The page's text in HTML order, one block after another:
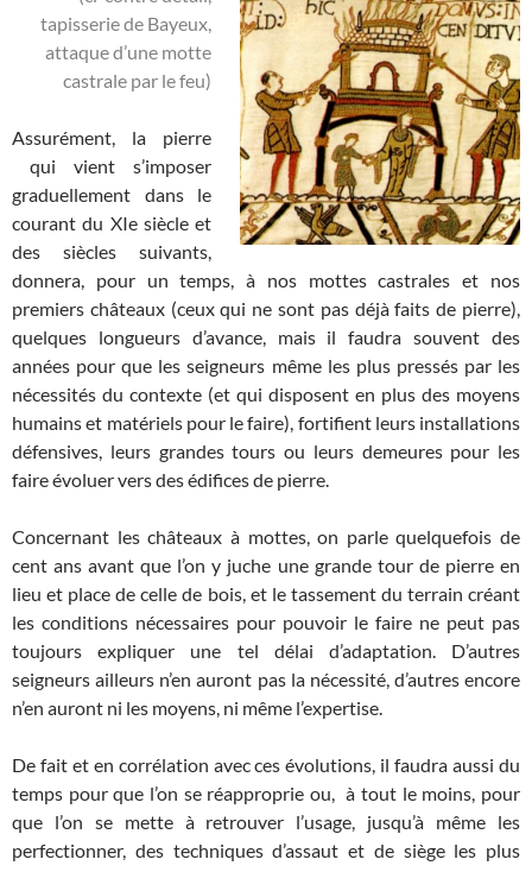
tapisserie de Bayeux,
attaque d’une motte
castrale par le feu)
Assurément, la pierre
qui vient s’imposer
graduellement dans le
courant du XIe siècle et
des siècles suivants,
donnera, pour un temps, à nos mottes castrales et nos
premiers châteaux (ceux qui ne sont pas déjà faits de pierre),
quelques longueurs d’avance, mais il faudra souvent des
années pour que les seigneurs même les plus pressés par les
nécessités du contexte (et qui disposent en plus des moyens
humains et matériels pour le faire), fortifient leurs installations
défensives, leurs grandes tours ou leurs demeures pour les
faire évoluer vers des édifices de pierre.
Concernant les châteaux à mottes, on parle quelquefois de
cent ans avant que l’on y juche une grande tour de pierre en
lieu et place de celle de bois, et le tassement du terrain créant
les conditions nécessaires pour pouvoir le faire ne peut pas
toujours expliquer une tel délai d’adaptation. D’autres
seigneurs ailleurs n’en auront pas la nécessité, d’autres encore
n’en auront ni les moyens, ni même l’expertise.
De fait et en corrélation avec ces évolutions, il faudra aussi du
temps pour que l’on se réapproprie ou, à tout le moins, pour
que l’on se mette à retrouver l’usage, jusqu’à même les
perfectionner, des techniques d’assaut et de siège les plus